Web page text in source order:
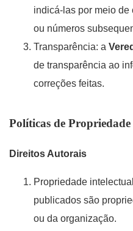
indicá-las por meio de
ou números
Transparência: a
de transparência ao
correções feitas.
Políticas de
Direitos Autorais
Propriedade
publicados são
ou da organização.